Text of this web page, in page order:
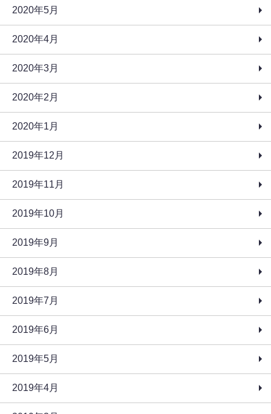
2020年5月
2020年4月
2020年3月
2020年2月
2020年1月
2019年12月
2019年11月
2019年10月
2019年9月
2019年8月
2019年7月
2019年6月
2019年5月
2019年4月